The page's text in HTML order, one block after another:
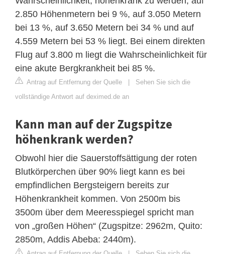
2.850 Höhenmetern bei 9 %, auf 3.050 Metern
bei 13 %, auf 3.650 Metern bei 34 % und auf
4.559 Metern bei 53 % liegt. Bei einem direkten
Flug auf 3.800 m liegt die Wahrscheinlichkeit für
eine akute Bergkrankheit bei 85 %.
Antrag auf Entfernung der Quelle | Sehen Sie sich die
vollständige Antwort auf deximed.de an
Kann man auf der Zugspitze
höhenkrank werden?
Obwohl hier die Sauerstoffsättigung der roten
Blutkörperchen über 90% liegt kann es bei
empfindlichen Bergsteigern bereits zur
Höhenkrankheit kommen. Von 2500m bis
3500m über dem Meeresspiegel spricht man
von „großen Höhen“ (Zugspitze: 2962m, Quito:
2850m, Addis Abeba: 2440m).